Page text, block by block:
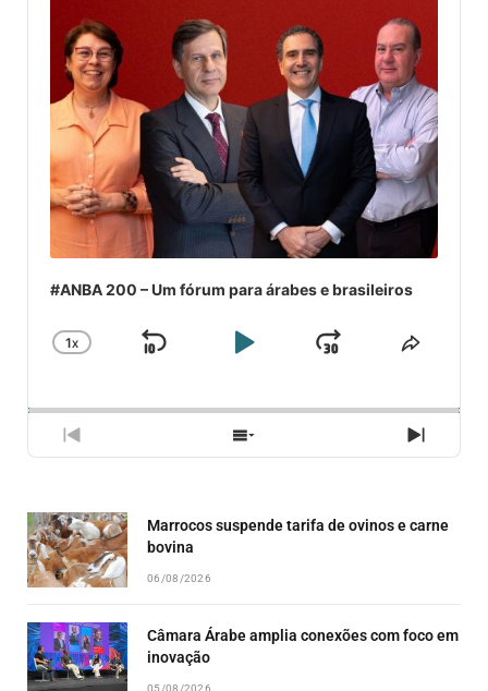
#ANBA 200 – Um fórum para árabes e brasileiros
CHANGE
1X
SKIP
PLAYJUMP
PREVIOUS
EPISODE
SHOW
EPISODES
NEXT
Marrocos suspende tarifa de ovinos e carne
bovina
06/08/2026
Câmara Árabe amplia conexões com foco em
inovação
05/08/2026